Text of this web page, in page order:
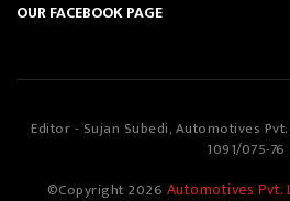
OUR FACEBOOK PAGE
Editor - Sujan Subedi, Automotives
1091/075-76
©Copyright 2026 Automotives